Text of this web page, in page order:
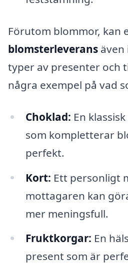
Förutom blommor, kan
blomsterleverans även
typer av presenter och
några exempel på vad
Choklad: En
som kompletterar
perfekt.
Kort: Ett personligt
mottagaren kan
mer meningsfull.
Fruktkorgar: En
present som är